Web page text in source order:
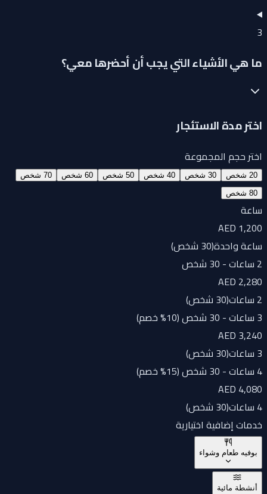
ما هي الأشياء التي يجب أن أحضرها معي؟
اختر مدة الاستئجار
اختر حجم المجموعة
20 شخص 30 شخص 40 شخص 50 شخص 60 شخص
70 شخص
80 شخص
ساعة
AED 1,200
ساعة واحدة(30 شخص
AED 2,280
(30 شخص
AED 3,240
(30 شخص
4 ساعات - 30 شخص (15% خصم)
AED 4,080
4 ساعات
(30 شخص
خدمات إضافية اختيارية
بوفيه طعام وشواء
أنشطة مائية